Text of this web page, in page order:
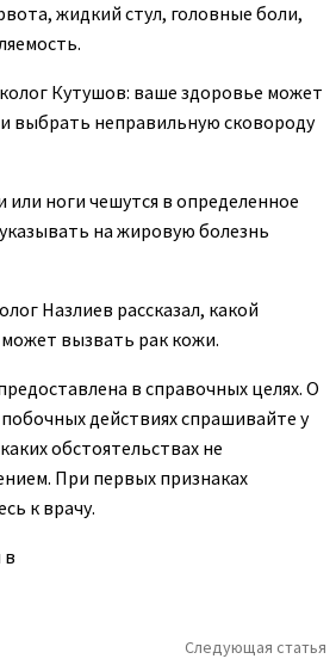
жидкий стул, головные боли,
Кутушов: ваше здоровье может
выбрать неправильную сковороду
или ноги чешутся в определенное
на жировую болезнь
Назлиев рассказал, какой
вызвать рак кожи.
в справочных целях. О
действиях спрашивайте у
обстоятельствах не
При первых признаках
к врачу.
в
Следующая статья